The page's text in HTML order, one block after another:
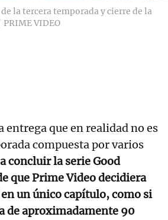
la tercera temporada y cierre de la
PRIME VIDEO
entrega que en realidad no es
compuesta por varios
concluir la serie Good
que Prime Video decidiera
un único capítulo, como si
de aproximadamente 90